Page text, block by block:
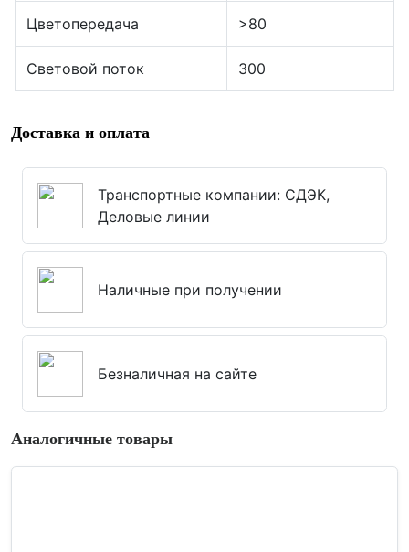
Цветопередача >80
Световой поток 300
Доставка и оплата
Транспортные компании: СДЭК,
Деловые линии
Наличные при получении
Безналичная на сайте
Аналогичные товары